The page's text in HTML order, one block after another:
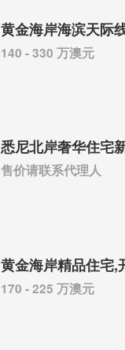
黄金海岸海滨天际
140 - 330 万澳元
悉尼北岸奢华住宅
售价请联系代理人
黄金海岸精品住宅,
170 - 225 万澳元